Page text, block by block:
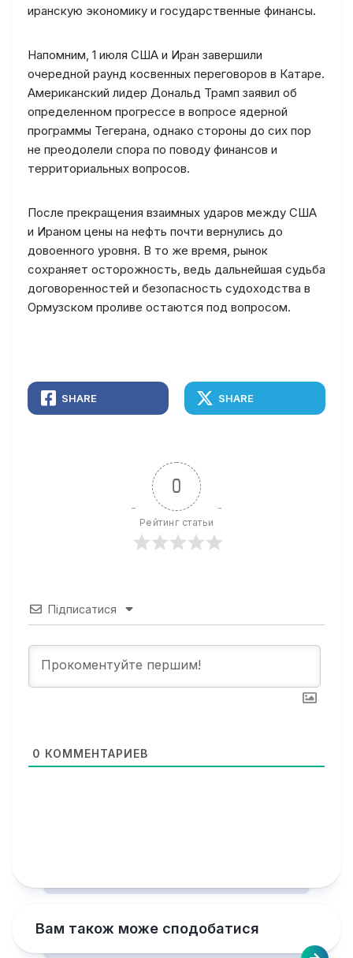
иранскую экономику и государственные финансы.
Напомним, 1 июля США и Иран завершили
очередной раунд косвенных переговоров в Катаре.
Американский лидер Дональд Трамп заявил об
определенном прогрессе в вопросе ядерной
программы Тегерана, однако стороны до сих пор
не преодолели спора по поводу финансов и
территориальных вопросов.
После прекращения взаимных ударов между США
и Ираном цены на нефть почти вернулись до
довоенного уровня. В то же время, рынок
сохраняет осторожность, ведь дальнейшая судьба
договоренностей и безопасность судоходства в
Ормузском проливе остаются под вопросом.
SHARE SHARE
0
Рейтинг статьи
Підписатися
0 КОММЕНТАРИЕВ
Вам також може сподобатися